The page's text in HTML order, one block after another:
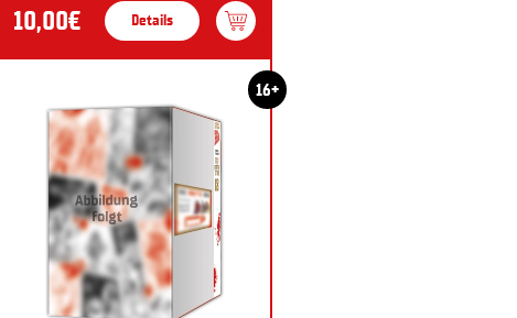
10,00€ Details
16+